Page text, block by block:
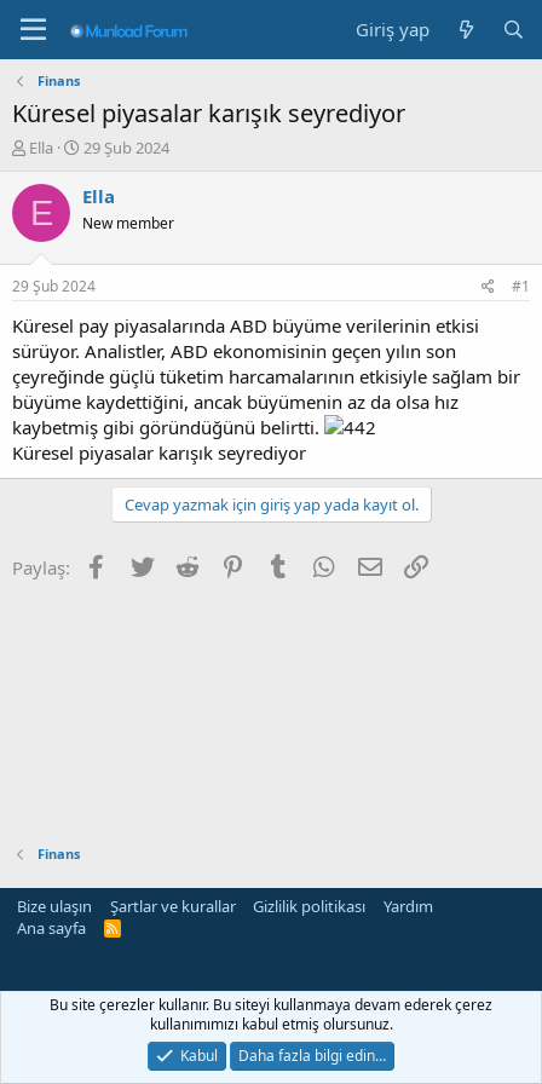
Giriş yap
Finans
Küresel piyasalar karışık seyrediyor
K
n
b
u
u
b
a
ş
l
a
t
a
n
Ella
B
ş
a
g
ı
ç
a
r
h
i
29 Şub 2024
E Ella
New member
29 Şub 2024 #1
Küresel pay piyasalarında ABD büyüme verilerinin etkisi
sürüyor. Analistler, ABD ekonomisinin geçen yılın son
çeyreğinde güçlü tüketim harcamalarının etkisiyle sağlam bir
büyüme kaydettiğini, ancak büyümenin az da olsa hız
kaybetmiş gibi göründüğünü belirtti.
Küresel piyasalar karışık seyrediyor
Cevap yazmak için giriş yap yada kayıt ol.
Paylaş: Facebook
Twitter Reddit PinterestTumblr WhatsApp
E-posta
Finans
Bize ulaşın Şartlar ve kurallar Gizlilik politikası
Yardım
Ana sayfa
R
Bu site çerezler kullanır. Bu siteyi kullanmaya devam ederek çerez
kullanımımızı kabul etmiş olursunuz.
Kabul
Daha fazla bilgi edin…